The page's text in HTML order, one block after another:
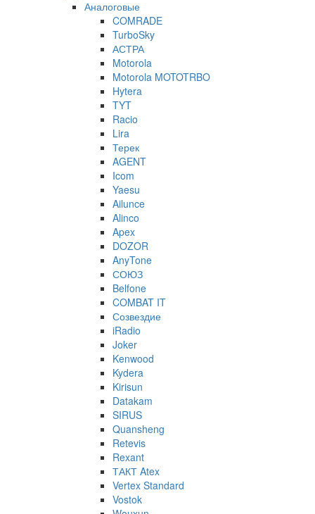
Аналоговые
COMRADE
TurboSky
АСТРА
Motorola
Motorola MOTOTRBO
Hytera
TYT
Racio
Lira
Терек
AGENT
Icom
Yaesu
Ailunce
Alinco
Apex
DOZOR
AnyTone
СОЮЗ
Belfone
COMBAT IT
Созвездие
iRadio
Joker
Kenwood
Kydera
Kirisun
Datakam
SIRUS
Quansheng
Retevis
Rexant
ТАКТ Atex
Vertex Standard
Vostok